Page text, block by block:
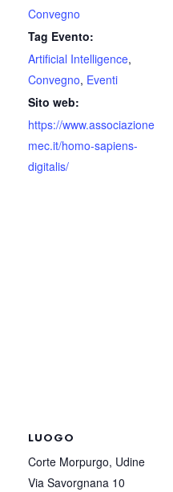
Convegno
Tag Evento:
Artificial Intelligence,
Convegno, Eventi
Sito web:
https://www.associazione
mec.it/homo-sapiens-
digitalis/
LUOGO
Corte Morpurgo, Udine
Via Savorgnana 10